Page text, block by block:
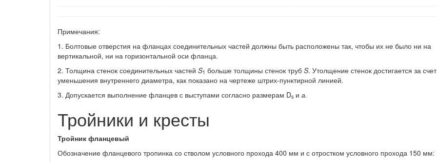
Примечания:
1. Болтовые отверстия на фланцах соединительных частей должны быть расположены так, чтобы их не было ни на
вертикальной, ни на горизонтальной оси фланца.
2. Толщина стенок соединительных частей S1 больше толщины стенок труб S. Утолщение стенок достигается за счет
уменьшения внутреннего диаметра, как показано на чертеже штрих-пунктирной линией.
3. Допускается выполнение фланцев с выступами согласно размерам Ds и а.
Тройники и кресты
Тройник фланцевый
Обозначение фланцевого тропинка со стволом условного прохода 400 мм и с отростком условного прохода 150 мм: